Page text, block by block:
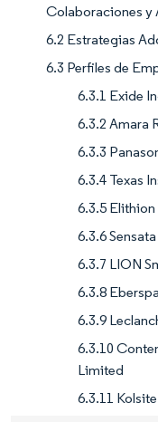
Colaboraciones y
6.2 Estrategias
6.3 Perfiles de
6.3.1 Exide
6.3.2 Amara
6.3.3
6.3.4 Texas
6.3.5 Elithion
6.3.6
6.3.7 LION
6.3.8
6.3.9
6.3.10
Limited
6.3.11